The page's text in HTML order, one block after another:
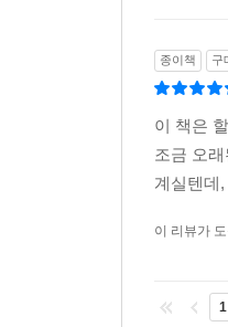
종이책 구
이 책은
조금 오
계실텐데
이 리뷰가
1